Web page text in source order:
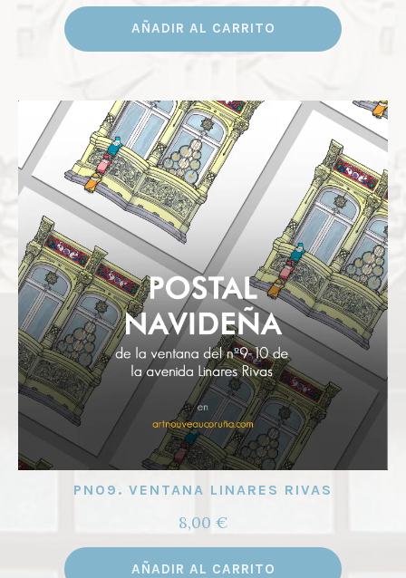
AÑADIR AL CARRITO
PN09. VENTANA LINARES RIVAS
8,00 €
AÑADIR AL CARRITO